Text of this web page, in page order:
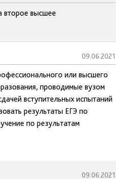
второе высшее
09.06.2021
или высшего
проводимые вузом
вступительных испытаний
результаты ЕГЭ по
по результатам
09.06.2021